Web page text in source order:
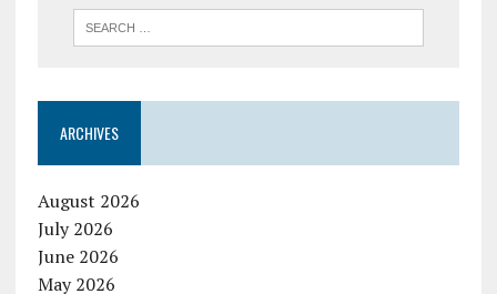
ARCHIVES
August 2026
July 2026
June 2026
May 2026